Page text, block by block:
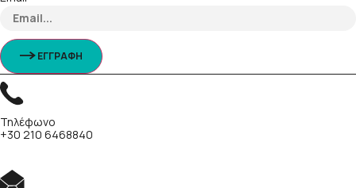
ΕΓΓΡΑΦΗ
Τηλέφωνο
+30 210 6468840